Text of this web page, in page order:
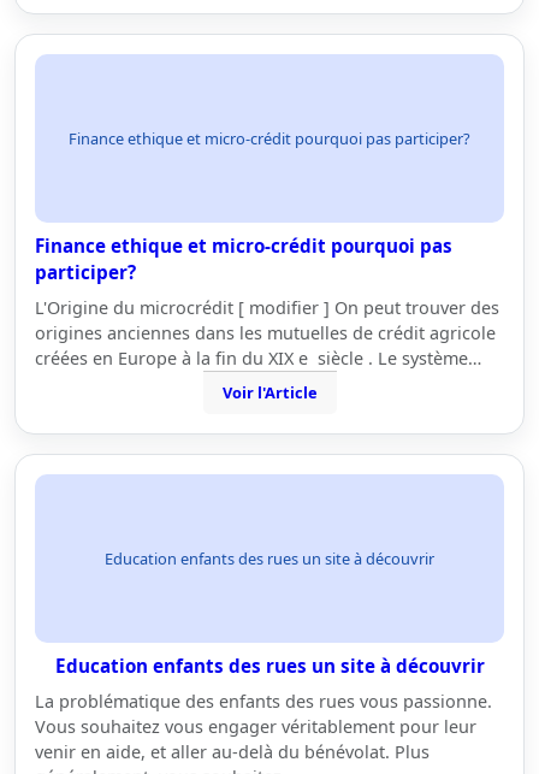
Finance ethique et micro-crédit pourquoi pas participer?
Finance ethique et micro-crédit pourquoi pas
participer?
L'Origine du microcrédit [ modifier ] On peut trouver des
origines anciennes dans les mutuelles de crédit agricole
créées en Europe à la fin du XIX e siècle . Le système…
Voir l'Article
Education enfants des rues un site à découvrir
Education enfants des rues un site à découvrir
La problématique des enfants des rues vous passionne.
Vous souhaitez vous engager véritablement pour leur
venir en aide, et aller au-delà du bénévolat. Plus